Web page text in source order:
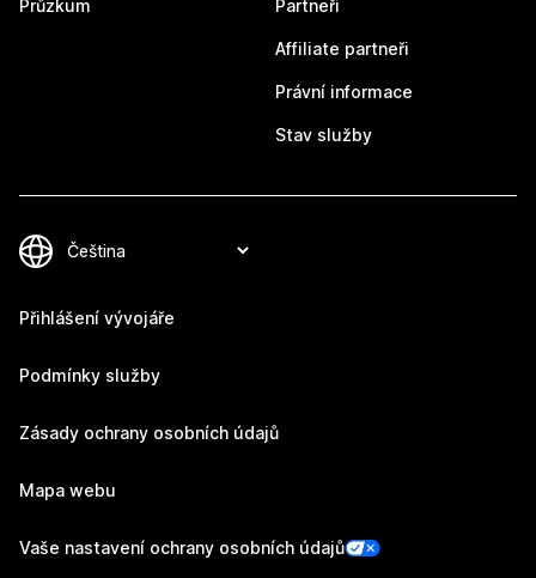
Průzkum Partneři
Affiliate partneři
Právní informace
Stav služby
Přihlášení vývojáře
Podmínky služby
Zásady ochrany osobních údajů
Mapa webu
Vaše nastavení ochrany osobních údajů